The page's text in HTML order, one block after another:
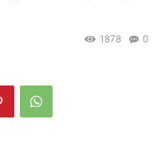
0
1878